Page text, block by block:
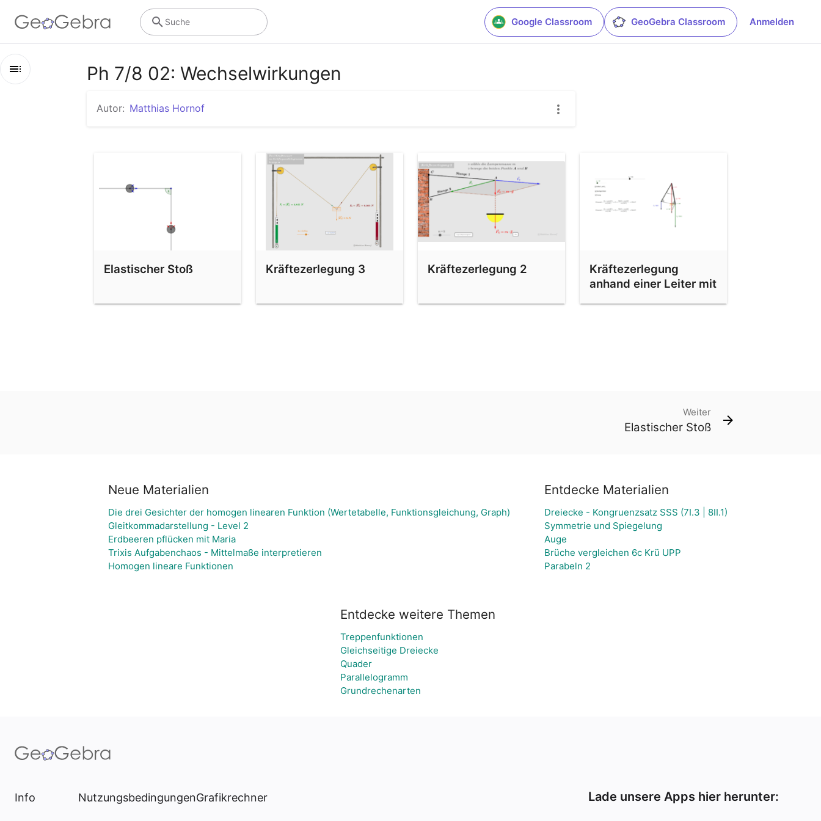
Google Classroom GeoGebra Classroom Anmelden
Suche
Kräftezerlegung anhand einer Leiter mit schiefer Ebene
Ph 7/8 02: Wechselwirkungen
Autor: Matthias Hornof
Elastischer Stoß Kräftezerlegung 3 Kräftezerlegung 2
Kräftezerlegung
anhand einer Leiter mit
Weiter
Elastischer Stoß
Neue Materialien
Die drei Gesichter der homogen linearen Funktion (Wertetabelle, Funktionsgleichung, Graph)
Gleitkommadarstellung - Level 2
Erdbeeren pflücken mit Maria
Trixis Aufgabenchaos - Mittelmaße interpretieren
Homogen lineare Funktionen
Entdecke Materialien
Dreiecke - Kongruenzsatz SSS (7I.3 | 8II.1)
Symmetrie und Spiegelung
Auge
Brüche vergleichen 6c Krü UPP
Parabeln 2
Entdecke weitere Themen
Treppenfunktionen
Gleichseitige Dreiecke
Quader
Parallelogramm
Grundrechenarten
Info NutzungsbedingungenGrafikrechner Lade unsere Apps hier herunter: